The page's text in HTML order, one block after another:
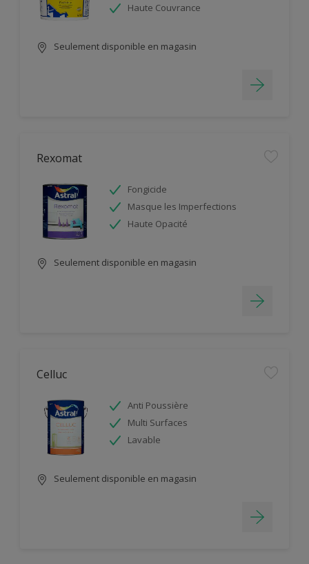
Haute Couvrance
Seulement disponible en magasin
Rexomat
Fongicide
Masque les Imperfections
Haute Opacité
Seulement disponible en magasin
Celluc
Anti Poussière
Multi Surfaces
Lavable
Seulement disponible en magasin